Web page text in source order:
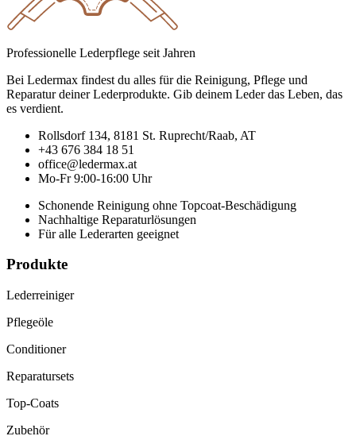
Professionelle Lederpflege seit Jahren
Bei Ledermax findest du alles für die Reinigung, Pflege und
Reparatur deiner Lederprodukte. Gib deinem Leder das Leben, das
es verdient.
Rollsdorf 134, 8181 St. Ruprecht/Raab, AT
+43 676 384 18 51
office@ledermax.at
Mo-Fr 9:00-16:00 Uhr
Schonende Reinigung ohne Topcoat-Beschädigung
Nachhaltige Reparaturlösungen
Für alle Lederarten geeignet
Produkte
Lederreiniger
Pflegeöle
Conditioner
Reparatursets
Top-Coats
Zubehör